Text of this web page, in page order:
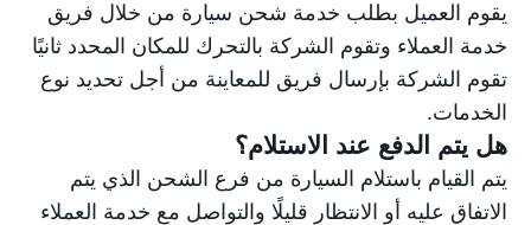
يقوم العميل بطلب خدمة شحن سيارة من خلال فريق
خدمة العملاء وتقوم الشركة بالتحرك للمكان المحدد ثانيًا
تقوم الشركة بإرسال فريق للمعاينة من أجل تحديد نوع
الخدمات.
هل يتم الدفع عند الاستلام؟
يتم القيام باستلام السيارة من فرع الشحن الذي يتم
الاتفاق عليه أو الانتظار قليلًا والتواصل مع خدمة العملاء